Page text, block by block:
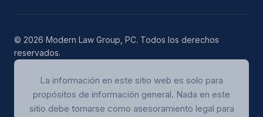
© 2026 Modern Law Group, PC. Todos los derechos
reservados.
La información en este sitio web es solo para
propósitos de información general. Nada en este
sitio debe tomarse como asesoramiento legal para